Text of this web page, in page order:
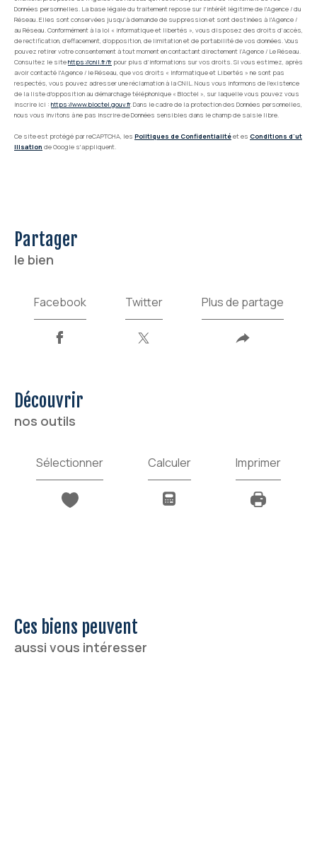
Données personnelles. La base légale du traitement repose sur l'intérêt légitime de l'Agence / du
Réseau. Elles sont conservées jusqu'à demande de suppression et sont destinées à l'Agence /
au Réseau. Conformément à la loi « informatique et libertés », vous disposez des droits d’accès,
de rectification, d’effacement, d’opposition, de limitation et de portabilité de vos données. Vous
pouvez retirer votre consentement à tout moment en contactant directement l’Agence / Le Réseau.
Consultez le sitehttps://cnil.fr/fr pour plus d’informations sur vos droits. Si vous estimez, après
avoir contacté l'Agence / le Réseau, que vos droits « Informatique et Libertés » ne sont pas
respectés, vous pouvez adresser une réclamation à la CNIL. Nous vous informons de l’existence
de la liste d'opposition au démarchage téléphonique « Bloctel », sur laquelle vous pouvez vous
inscrire ici : https://www.bloctel.gouv.fr. Dans le cadre de la protection des Données personnelles,
nous vous invitons à ne pas inscrire de Données sensibles dans le champ de saisie libre.
Ce site est protégé par reCAPTCHA, les Politiques de Confidentialitéet es Conditions d'ut
ilisation de Google s'appliquent.
partager
le bien
Facebook Twitter Plus de partage
découvrir
nos outils
Sélectionner Calculer Imprimer
Ces biens peuvent
aussi vous intéresser